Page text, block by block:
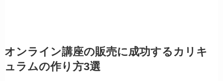
オンライン講座の販売に成功するカリキ
ュラムの作り方3選